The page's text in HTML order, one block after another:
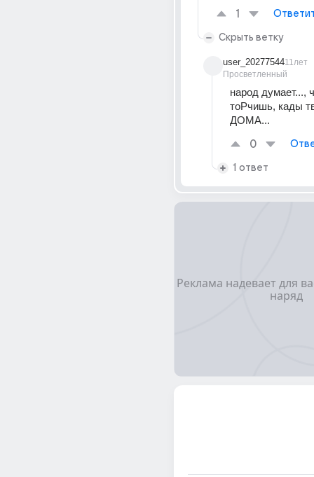
1
Скрыть ветку
user_20277544
Просветленный
11лет
народ думает...,
тоРчишь, кады
ДОМА...
0
1 ответ